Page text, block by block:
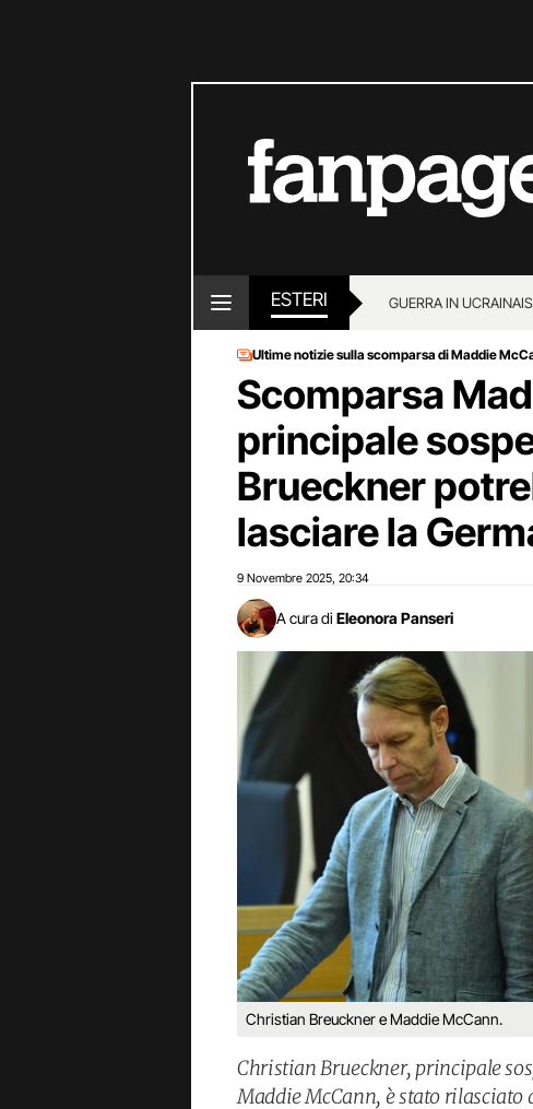
ESTERI GUERRA IN UCRAINA
Ultime notizie sulla scomparsa di Maddie
Scomparsa
principale
Brueckner
lasciare la
9 Novembre 2025 20:34
A cura di Eleonora Panseri
Christian Breuckner e Maddie McCann.
Christian Brueckner, principale
Maddie McCann, è stato rilasciato